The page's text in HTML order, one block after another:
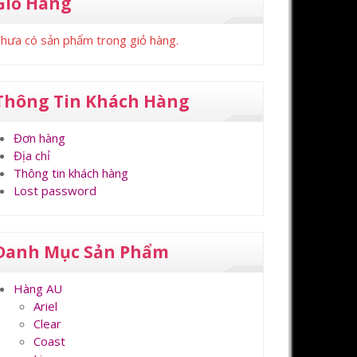
có sản phẩm trong giỏ hàng.
Tin Khách Hàng
Đơn hàng
Địa chỉ
Thông tin khách hàng
Lost password
Mục Sản Phẩm
Hàng AU
Ariel
Clear
Coast